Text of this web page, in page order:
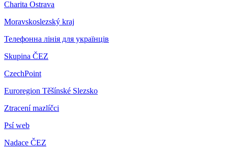
Charita Ostrava
Moravskoslezský kraj
Телефонна лінія для українців
Skupina ČEZ
CzechPoint
Euroregion Těšínské Slezsko
Ztracení mazlíčci
Psí web
Nadace ČEZ